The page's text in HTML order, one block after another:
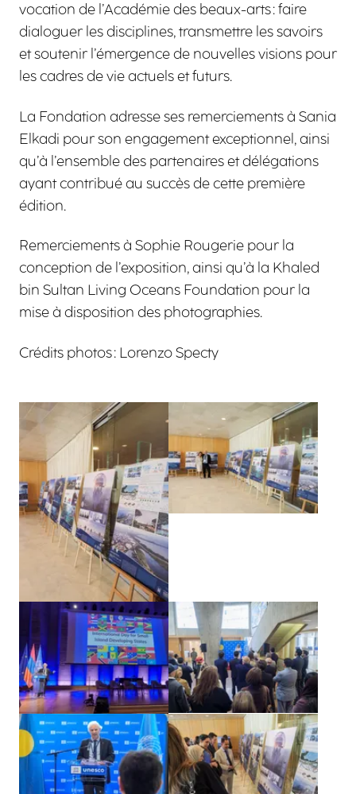
vocation de l’Académie des beaux-arts : faire
dialoguer les disciplines, transmettre les savoirs
et soutenir l’émergence de nouvelles visions pour
les cadres de vie actuels et futurs.
La Fondation adresse ses remerciements à Sania
Elkadi pour son engagement exceptionnel, ainsi
qu’à l’ensemble des partenaires et délégations
ayant contribué au succès de cette première
édition.
Remerciements à Sophie Rougerie pour la
conception de l’exposition, ainsi qu’à la Khaled
bin Sultan Living Oceans Foundation pour la
mise à disposition des photographies.
Crédits photos : Lorenzo Specty
Agrandir
Agrandir Agrandir
Agrandir Agrandir